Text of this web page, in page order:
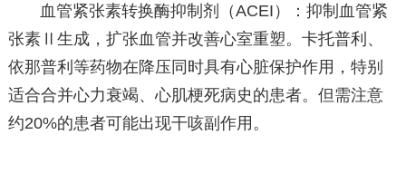
血管紧张素转换酶抑制剂（ACEI）：抑制血管紧
张素Ⅱ生成，扩张血管并改善心室重塑。卡托普利、
依那普利等药物在降压同时具有心脏保护作用，特别
适合合并心力衰竭、心肌梗死病史的患者。但需注意
约20%的患者可能出现干咳副作用。